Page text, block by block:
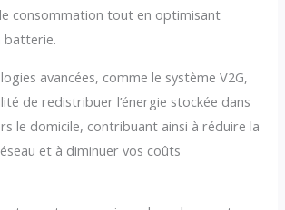
consommation tout en optimisant
batterie.
avancées, comme le système V2G,
de redistribuer l’énergie stockée dans
le domicile, contribuant ainsi à réduire la
et à diminuer vos coûts